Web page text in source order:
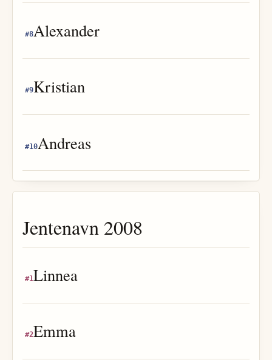
#8Alexander
#9Kristian
#10Andreas
Jentenavn 2008
#1Linnea
#2Emma